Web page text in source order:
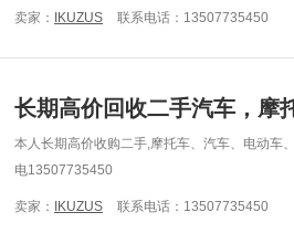
卖家： IKUZUS 联系电话：13507735450
长期高价回收二手汽车，摩
本人长期高价收购二手,摩托车、汽车、电动车
电13507735450
卖家： IKUZUS 联系电话：13507735450